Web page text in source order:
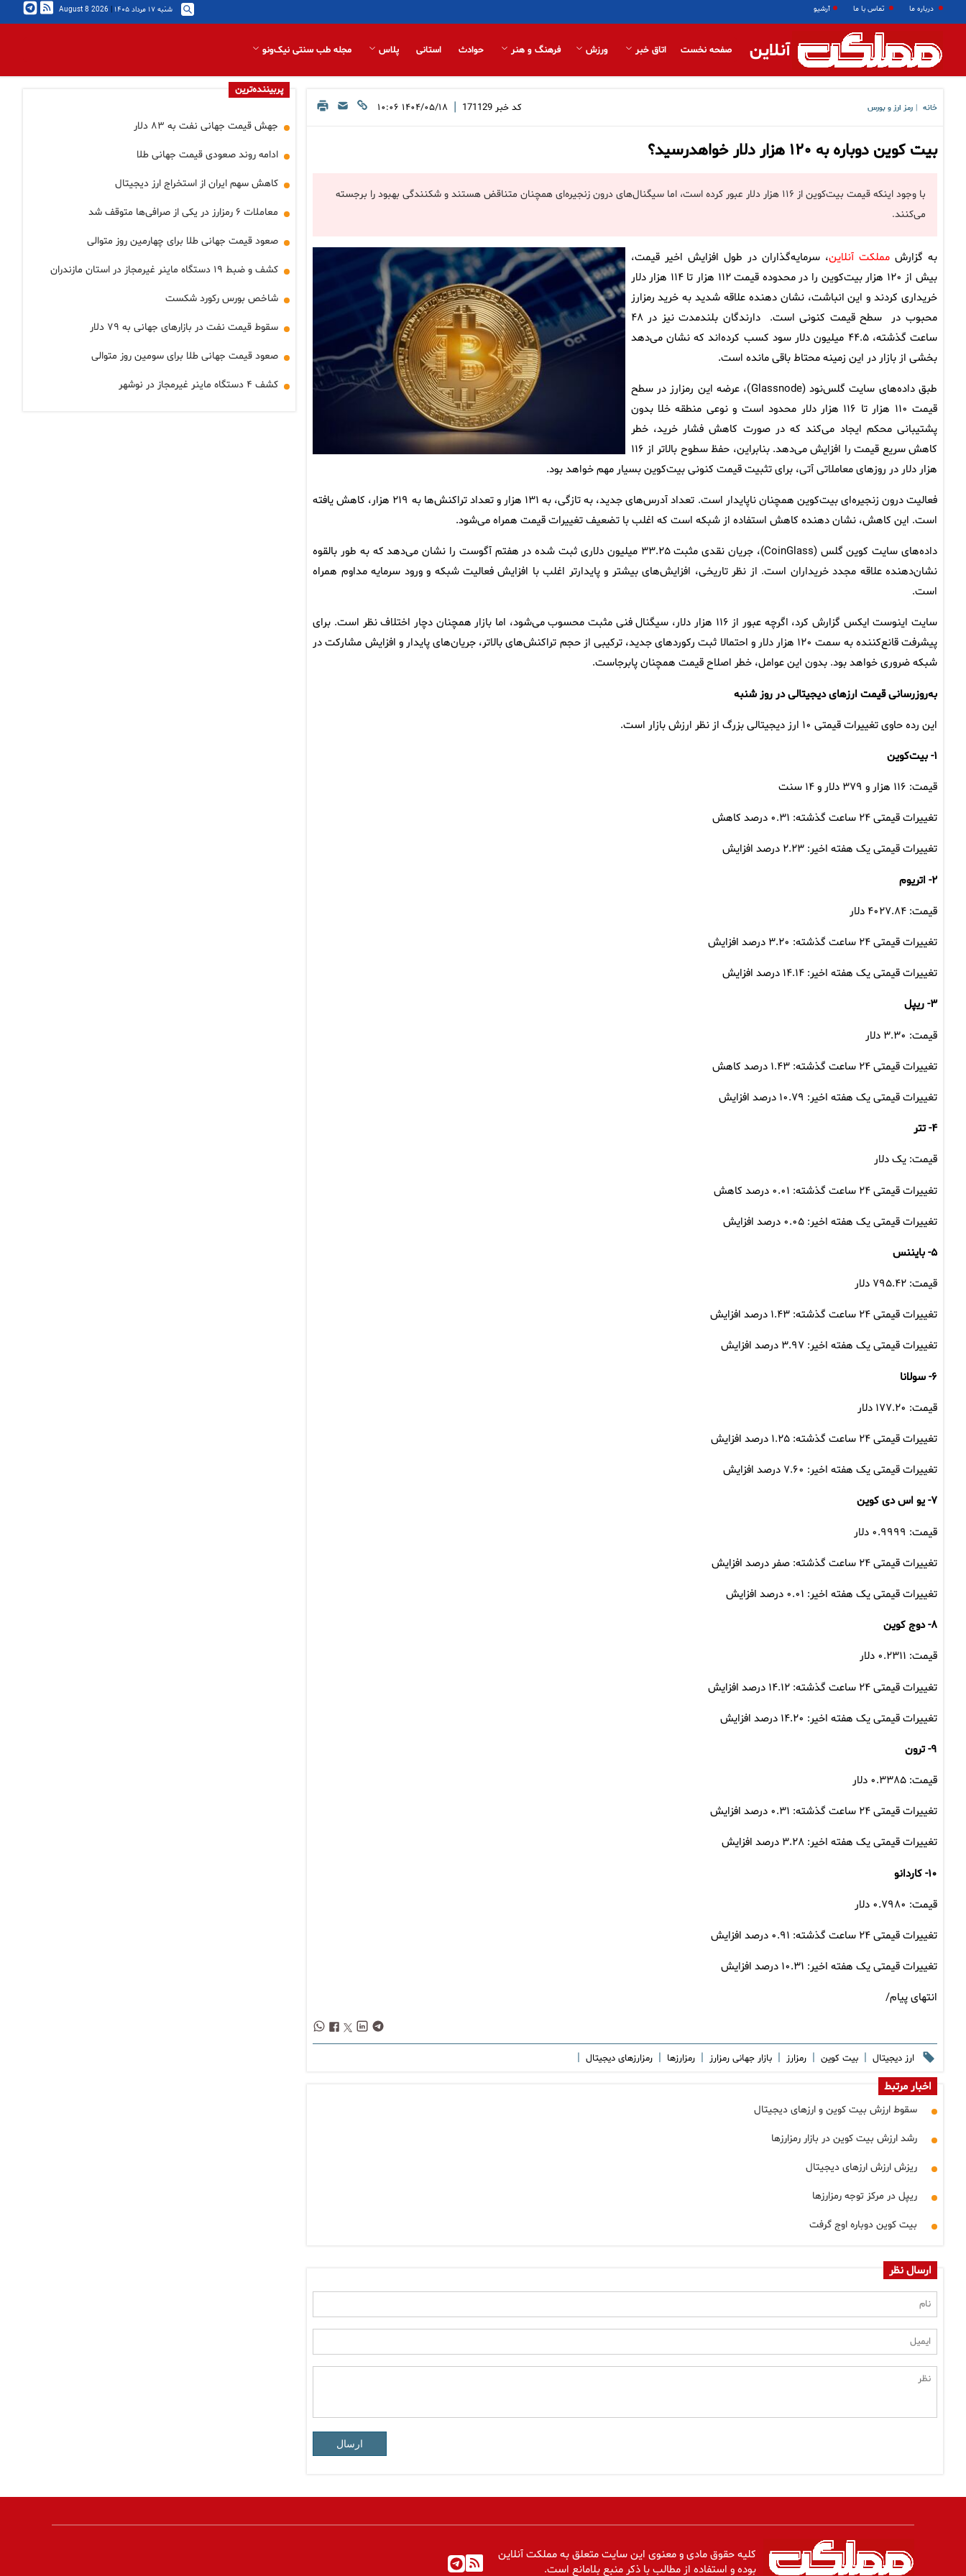
درباره ما تماس با ما آرشیو شنبه ۱۷ مرداد ۱۴۰۵ |
2026 August 8
آنلاین صفحه نخست اتاق خبر ورزش فرهنگ و هنر حوادث استانی پلاس مجله طب سنتی نیک‌ونو
خانه رمز ارز و بورس کد خبر 171129
| ۱۴۰۴/۰۵/۱۸ ۱۰:۰۶
بیت کوین دوباره به ۱۲۰ هزار دلار خواهدرسید؟
با وجود اینکه قیمت بیت‌کوین از ۱۱۶ هزار دلار عبور کرده است، اما سیگنال‌های درون زنجیره‌ای همچنان متناقض هستند و شکنندگی بهبود را برجسته
می‌کنند.
به گزارشمملکت آنلاین، سرمایه‌گذاران در طول افزایش اخیر قیمت،
بیش از ۱۲۰ هزار بیت‌کوین را در محدوده قیمت ۱۱۲ هزار تا ۱۱۴ هزار دلار
خریداری کردند و این انباشت، نشان‌ دهنده علاقه شدید به خرید رمزارز
محبوب در سطح قیمت کنونی است. دارندگان بلندمدت نیز در ۴۸
ساعت گذشته، ۴۴.۵ میلیون دلار سود کسب کرده‌اند که نشان می‌دهد
بخشی از بازار در این زمینه محتاط باقی مانده است.
طبق داده‌های سایت گلس‌نود (Glassnode)، عرضه این رمزارز در سطح
قیمت ۱۱۰ هزار تا ۱۱۶ هزار دلار محدود است و نوعی منطقه خلا بدون
پشتیبانی محکم ایجاد می‌کند که در صورت کاهش فشار خرید، خطر
کاهش سریع قیمت را افزایش می‌دهد. بنابراین، حفظ سطوح بالاتر از ۱۱۶
هزار دلار در روزهای معاملاتی آتی، برای تثبیت قیمت کنونی بیت‌کوین بسیار مهم خواهد بود.
فعالیت درون زنجیره‌ای بیت‌کوین همچنان ناپایدار است. تعداد آدرس‌های جدید، به تازگی، به ۱۳۱ هزار و تعداد تراکنش‌ها به ۲۱۹ هزار، کاهش یافته
است. این کاهش، نشان دهنده کاهش استفاده از شبکه است که اغلب با تضعیف تغییرات قیمت همراه می‌شود.
داده‌های سایت کوین گلس (CoinGlass)، جریان نقدی مثبت ۳۳.۲۵ میلیون دلاری ثبت شده در هفتم آگوست را نشان می‌دهد که به طور بالقوه
نشان‌دهنده علاقه مجدد خریداران است. از نظر تاریخی، افزایش‌های بیشتر و پایدارتر اغلب با افزایش فعالیت شبکه و ورود سرمایه مداوم همراه
است.
سایت اینوست ایکس گزارش کرد، اگرچه عبور از ۱۱۶ هزار دلار، سیگنال فنی مثبت محسوب می‌شود، اما بازار همچنان دچار اختلاف نظر است. برای
پیشرفت قانع‌کننده به سمت ۱۲۰ هزار دلار و احتمالا ثبت رکوردهای جدید، ترکیبی از حجم تراکنش‌های بالاتر، جریان‌های پایدار و افزایش مشارکت در
شبکه ضروری خواهد بود. بدون این عوامل، خطر اصلاح قیمت همچنان پابرجاست.
به‌روزرسانی قیمت ارزهای دیجیتالی در روز شنبه
این رده حاوی تغییرات قیمتی ۱۰ ارز دیجیتالی بزرگ از نظر ارزش بازار است.
۱- بیت‌کوین
قیمت: ۱۱۶ هزار و ۳۷۹ دلار و ۱۴ سنت
تغییرات قیمتی ۲۴ ساعت گذشته: ۰.۳۱ درصد کاهش
تغییرات قیمتی یک هفته اخیر: ۲.۲۳ درصد افزایش
۲- اتریوم
قیمت: ۴۰۲۷.۸۴ دلار
تغییرات قیمتی ۲۴ ساعت گذشته: ۳.۲۰ درصد افزایش
تغییرات قیمتی یک هفته اخیر: ۱۴.۱۴ درصد افزایش
۳- ریپل
قیمت: ۳.۳۰ دلار
تغییرات قیمتی ۲۴ ساعت گذشته: ۱.۴۳ درصد کاهش
تغییرات قیمتی یک هفته اخیر: ۱۰.۷۹ درصد افزایش
۴- تتر
قیمت: یک دلار
تغییرات قیمتی ۲۴ ساعت گذشته: ۰.۰۱ درصد کاهش
تغییرات قیمتی یک هفته اخیر: ۰.۰۵ درصد افزایش
۵- بایننس
قیمت: ۷۹۵.۴۲ دلار
تغییرات قیمتی ۲۴ ساعت گذشته: ۱.۴۳ درصد افزایش
تغییرات قیمتی یک هفته اخیر: ۳.۹۷ درصد افزایش
۶- سولانا
قیمت: ۱۷۷.۲۰ دلار
تغییرات قیمتی ۲۴ ساعت گذشته: ۱.۲۵ درصد افزایش
تغییرات قیمتی یک هفته اخیر: ۷.۶۰ درصد افزایش
۷- یو اس دی کوین
قیمت: ۰.۹۹۹۹ دلار
تغییرات قیمتی ۲۴ ساعت گذشته: صفر درصد افزایش
تغییرات قیمتی یک هفته اخیر: ۰.۰۱ درصد افزایش
۸- دوج کوین
قیمت: ۰.۲۳۱۱ دلار
تغییرات قیمتی ۲۴ ساعت گذشته: ۱۴.۱۲ درصد افزایش
تغییرات قیمتی یک هفته اخیر: ۱۴.۲۰ درصد افزایش
۹- ترون
قیمت: ۰.۳۳۸۵ دلار
تغییرات قیمتی ۲۴ ساعت گذشته: ۰.۳۱ درصد افزایش
تغییرات قیمتی یک هفته اخیر: ۳.۲۸ درصد افزایش
۱۰- کاردانو
قیمت: ۰.۷۹۸۰ دلار
تغییرات قیمتی ۲۴ ساعت گذشته: ۰.۹۱ درصد افزایش
تغییرات قیمتی یک هفته اخیر: ۱۰.۳۱ درصد افزایش
انتهای پیام/
ارز دیجیتال | بیت کوین | رمزارز | بازار جهانی رمزارز | رمزارزها | رمزارزهای دیجیتال |
اخبار مرتبط
سقوط ارزش بیت کوین و ارزهای دیجیتال
رشد ارزش بیت کوین در بازار رمزارزها
ریزش ارزش ارزهای دیجیتال
ریپل در مرکز توجه رمزارزها
بیت کوین دوباره اوج گرفت
ارسال نظر
ارسال
پربیننده‌ترین
جهش قیمت جهانی نفت به ۸۳ دلار
ادامه روند صعودی قیمت جهانی طلا
کاهش سهم ایران از استخراج ارز دیجیتال
معاملات ۶ رمزارز در یکی از صرافی‌ها متوقف شد
صعود قیمت جهانی طلا برای چهارمین روز متوالی
کشف و ضبط ۱۹ دستگاه ماینر غیرمجاز در استان مازندران
شاخص بورس رکورد شکست
سقوط قیمت نفت در بازارهای جهانی به ۷۹ دلار
صعود قیمت جهانی طلا برای سومین روز متوالی
کشف ۴ دستگاه ماینر غیرمجاز در نوشهر
کلیه حقوق مادی و معنوی این سایت متعلق به مملکت آنلاین
بوده و استفاده از مطالب با ذکر منبع بلامانع است.